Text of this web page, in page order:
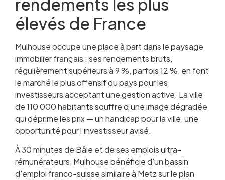
rendements les plus
élevés de France
Mulhouse occupe une place à part dans le paysage
immobilier français : ses rendements bruts,
régulièrement supérieurs à 9 %, parfois 12 %, en font
le marché le plus offensif du pays pour les
investisseurs acceptant une gestion active. La ville
de 110 000 habitants souffre d’une image dégradée
qui déprime les prix — un handicap pour la ville, une
opportunité pour l’investisseur avisé.
À 30 minutes de Bâle et de ses emplois ultra-
rémunérateurs, Mulhouse bénéficie d’un bassin
d’emploi franco-suisse similaire à Metz sur le plan